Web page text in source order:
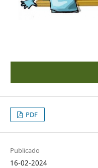
PDF
Publicado
16-02-2024